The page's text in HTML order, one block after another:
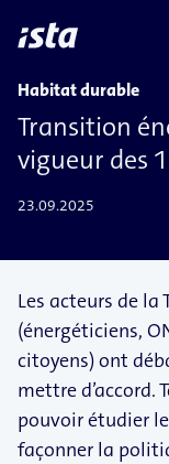
languagechevron_right
Habitat durable
Transition
vigueur des
23.09.2025
Les acteurs de
(énergéticiens,
citoyens) ont
mettre d’accord.
pouvoir étudier
façonner la